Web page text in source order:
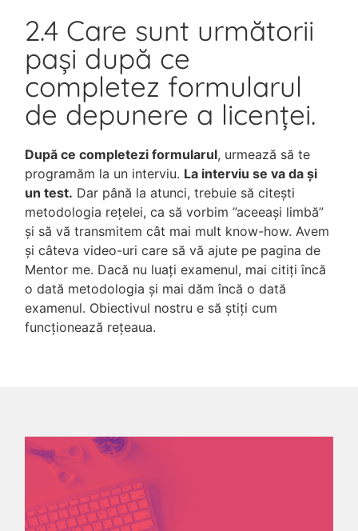
2.4 Care sunt următorii
pași după ce
completez formularul
de depunere a licenței.
După ce completezi formularul, urmează să te
programăm la un interviu. La interviu se va da și
un test. Dar până la atunci, trebuie să citești
metodologia rețelei, ca să vorbim ”aceeași limbă”
și să vă transmitem cât mai mult know-how. Avem
și câteva video-uri care să vă ajute pe pagina de
Mentor me. Dacă nu luați examenul, mai citiți încă
o dată metodologia și mai dăm încă o dată
examenul. Obiectivul nostru e să știți cum
funcționează rețeaua.